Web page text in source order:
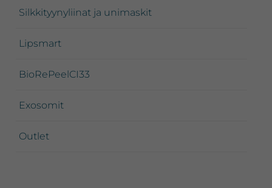
Silkkityynyliinat ja unimaskit
Lipsmart
BioRePeelCI33
Exosomit
Outlet